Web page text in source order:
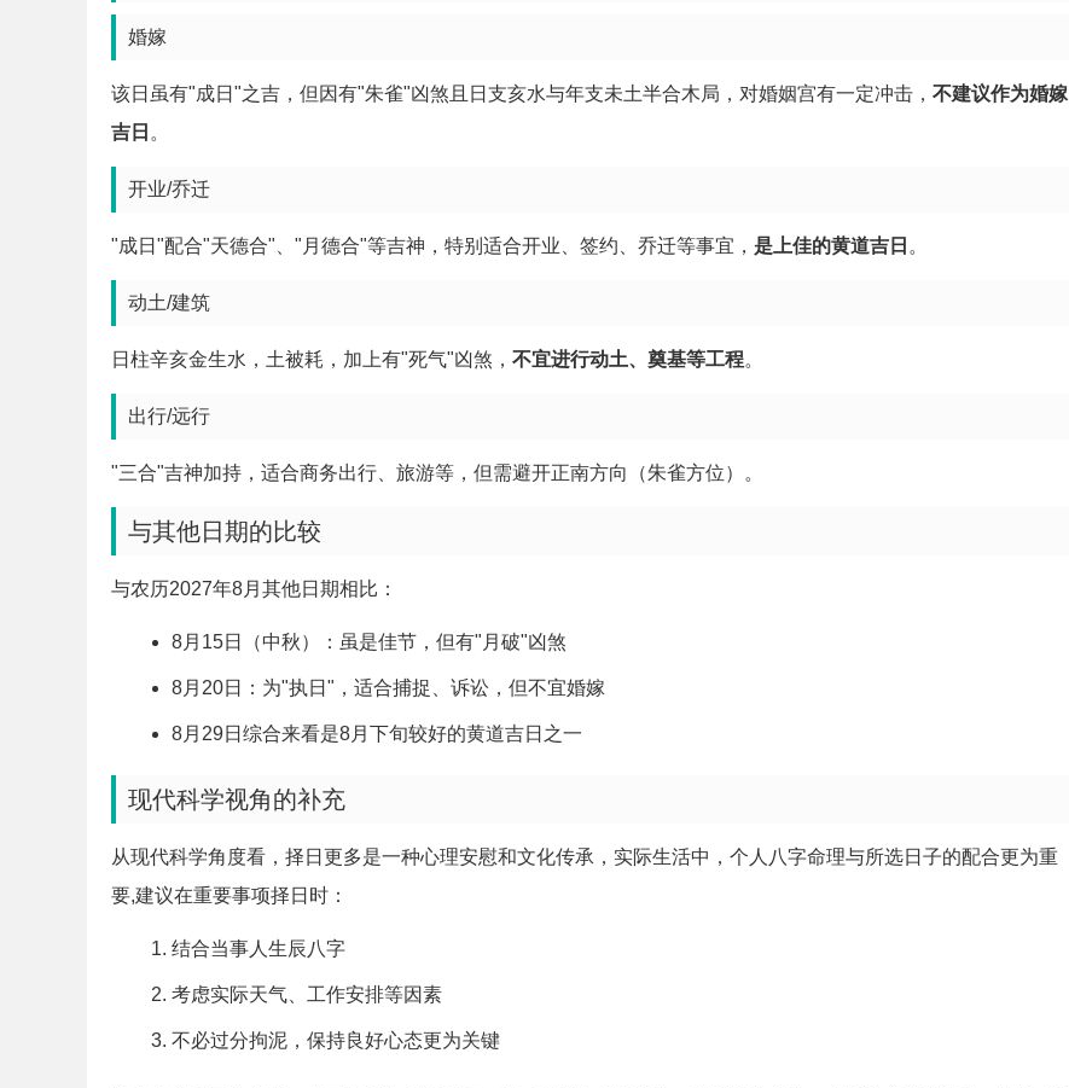
婚嫁
该日虽有"成日"之吉，但因有"朱雀"凶煞且日支亥水与年支未土半合木局，对婚姻宫有一定冲击， 不建议作为婚嫁
吉日 。
开业/乔迁
"成日"配合"天德合"、"月德合"等吉神，特别适合开业、签约、乔迁等事宜， 是上佳的黄道吉日 。
动土/建筑
日柱辛亥金生水，土被耗，加上有"死气"凶煞， 不宜进行动土、奠基等工程。
出行/远行
"三合"吉神加持，适合商务出行、旅游等，但需避开正南方向（朱雀方位）。
与其他日期的比较
与农历2027年8月其他日期相比：
8月15日（中秋）：虽是佳节，但有"月破"凶煞
8月20日：为"执日"，适合捕捉、诉讼，但不宜婚嫁
8月29日综合来看是8月下旬较好的黄道吉日之一
现代科学视角的补充
从现代科学角度看，择日更多是一种心理安慰和文化传承，实际生活中，个人八字命理与所选日子的配合更为重
要,建议在重要事项择日时：
结合当事人生辰八字
考虑实际天气、工作安排等因素
不必过分拘泥，保持良好心态更为关键